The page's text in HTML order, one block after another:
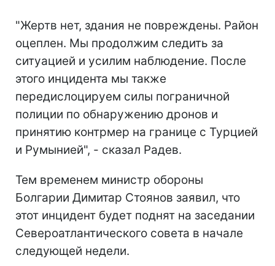
"Жертв нет, здания не повреждены. Район
оцеплен. Мы продолжим следить за
ситуацией и усилим наблюдение. После
этого инцидента мы также
передислоцируем силы пограничной
полиции по обнаружению дронов и
принятию контрмер на границе с Турцией
и Румынией", - сказал Радев.
Тем временем министр обороны
Болгарии Димитар Стоянов заявил, что
этот инцидент будет поднят на заседании
Североатлантического совета в начале
следующей недели.